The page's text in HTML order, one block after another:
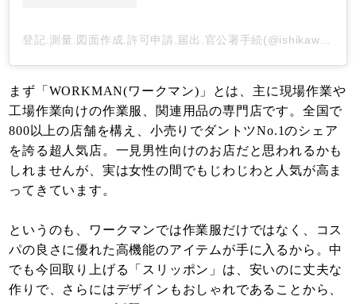
まず「WORKMAN(ワークマン)」とは、主に現場作業や
工場作業向けの作業服、関連用品の専門店です。全国で
800以上の店舗を構え、小売りでダントツNo.1のシェア
を誇る超人気店。一見男性向けのお店だと思われるかも
しれませんが、実は女性の間でもじわじわと人気が高ま
ってきています。
というのも、ワークマンでは作業服だけではなく、コス
パの良さに優れた高機能のアイテムが手に入るから。中
でも今回取り上げる「スリッポン」は、安いのに丈夫な
作りで、さらにはデザインもおしゃれであることから、